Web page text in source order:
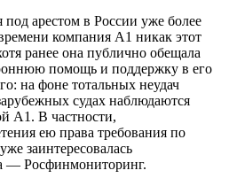
арестом в России уже более
компания А1 никак этот
ранее она публично обещала
помощь и поддержку в его
на фоне тотальных неудач
судах наблюдаются
А1. В частности,
ею права требования по
заинтересовалась
— Росфинмониторинг.